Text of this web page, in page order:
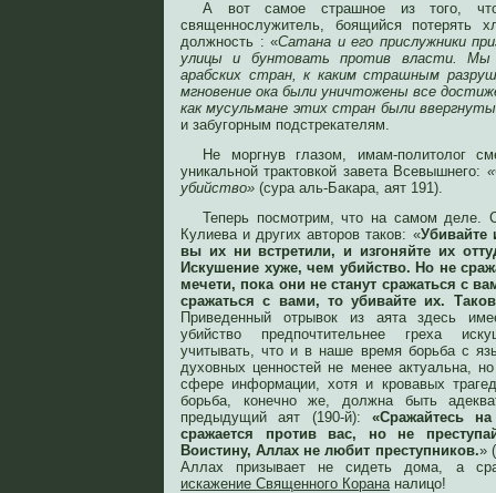
А вот самое страшное из того,
священнослужитель, боящийся потерять
должность : «Сатана и его прислужники
улицы и бунтовать против власти. Мы
арабских стран, к каким страшным
мгновение ока были уничтожены все
как мусульмане этих стран были ввергнуты
и забугорным подстрекателям.
Не моргнув глазом, имам-политолог
уникальной трактовкой завета Всевышнего:
убийство» (сура аль-Бакара, аят 191).
Теперь посмотрим, что на самом деле.
Кулиева и других авторов таков: «Убивайте
вы их ни встретили, и изгоняйте их
Искушение хуже, чем убийство. Но не
мечети, пока они не станут сражаться с
сражаться с вами, то убивайте их.
Приведенный отрывок из аята здесь
убийство предпочтительнее греха
учитывать, что и в наше время борьба с
духовных ценностей не менее актуальна,
сфере информации, хотя и кровавых
борьба, конечно же, должна быть
предыдущий аят (190-й): «Сражайтесь
сражается против вас, но не
Воистину, Аллах не любит преступников.»
Аллах призывает не сидеть дома, а
искажение Священного Корананалицо!